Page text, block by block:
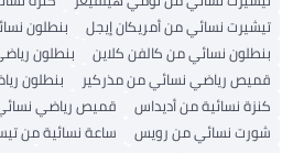
تيشيرت نسائي من أمريكان إيجل
بنطلون
بنطلون نسائي من كالفن كلاين
بنطلون
قميص رياضي نسائي من مذركير
بنطلون
كنزة نسائية من أديداس
قميص رياضي
شورت نسائي من رويس
ساعة نسائية من